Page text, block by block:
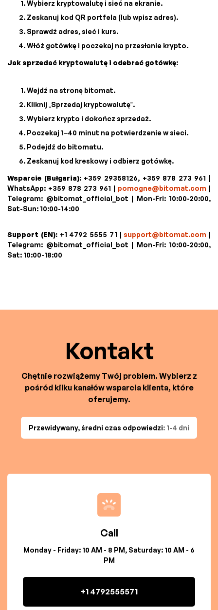
Wybierz kryptowalutę i sieć na ekranie.
Zeskanuj kod QR portfela (lub wpisz adres).
Sprawdź adres, sieć i kurs.
Włóż gotówkę i poczekaj na przesłanie krypto.
Jak sprzedać kryptowalutę i odebrać gotówkę:
Wejdź na stronę bitomat.
Kliknij „Sprzedaj kryptowalutę”.
Wybierz krypto i dokończ sprzedaż.
Poczekaj 1–40 minut na potwierdzenie w sieci.
Podejdź do bitomatu.
Zeskanuj kod kreskowy i odbierz gotówkę.
Wsparcie (Bułgaria):+359 29358126, +359 878 273 961 |
WhatsApp: +359 878 273 961 | pomogne@bitomat.com |
Telegram: @bitomat_official_bot | Mon-Fri: 10:00-20:00,
Sat-Sun: 10:00-14:00
Support (EN):+1 4792 5555 71 |support@bitomat.com |
Telegram: @bitomat_official_bot | Mon-Fri: 10:00-20:00,
Sat: 10:00-18:00
Kontakt
Chętnie rozwiążemy Twój problem. Wybierz z
pośród kilku kanałów wsparcia klienta, które
oferujemy.
Przewidywany, średni czas odpowiedzi: 1-4 dni
Call
Monday - Friday: 10 AM - 8 PM, Saturday: 10 AM - 6
PM
+1 4792555571